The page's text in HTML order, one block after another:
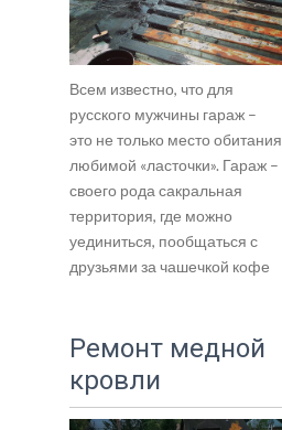
Всем известно, что для
русского мужчины гараж –
это не только место обитания
любимой «ласточки». Гараж –
своего рода сакральная
территория, где можно
уединиться, пообщаться с
друзьями за чашечкой кофе
Ремонт медной
кровли